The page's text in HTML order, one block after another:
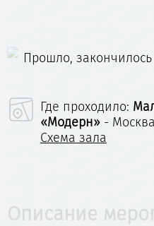
Прошло, закончилось
Где проходило:
«Модерн» -
Схема зала
Описание